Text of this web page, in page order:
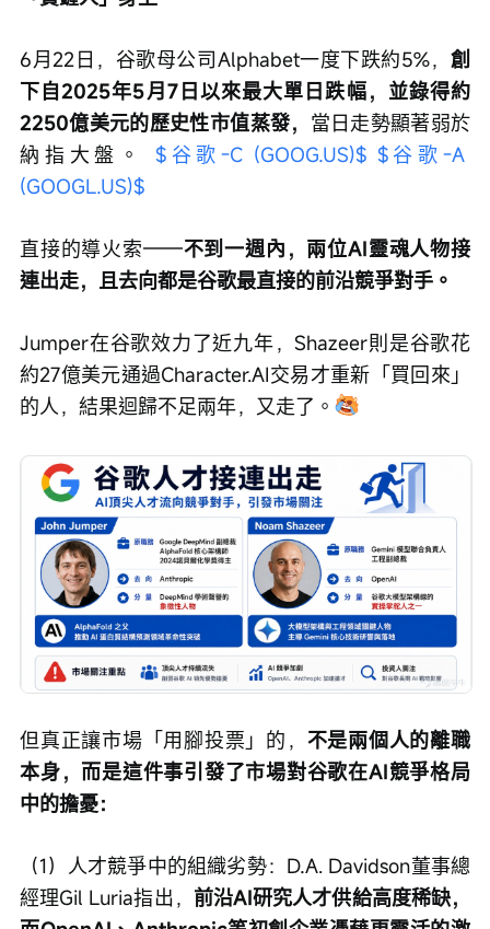
6月22日，谷歌母公司Alphabet一度下跌約5%， 創
下自2025年5月7日以來最大單日跌幅，並錄得約
2250億美元的歷史性市值蒸發， 當日走勢顯著弱於
納指大盤。 $谷歌-C (GOOG.US)$ $谷歌-A
(GOOGL.US)$
直接的導火索——不到一週內，兩位AI靈魂人物接
連出走，且去向都是谷歌最直接的前沿競爭對手。
Jumper在谷歌效力了近九年，Shazeer則是谷歌花
約27億美元通過Character.AI交易才重新「買回來」
的人，結果迴歸不足兩年，又走了。
但真正讓市場「用腳投票」的， 不是兩個人的離職
本身，而是這件事引發了市場對谷歌在AI競爭格局
中的擔憂：
（1）人才競爭中的組織劣勢：D.A. Davidson董事總
經理Gil Luria指出， 前沿AI研究人才供給高度稀缺，